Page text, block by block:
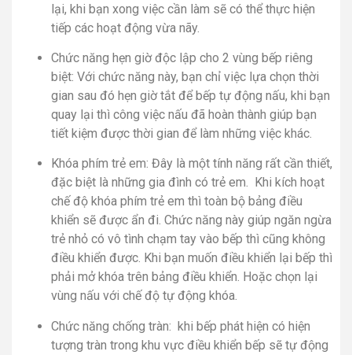
lại, khi bạn xong việc cần làm sẽ có thể thực hiện
tiếp các hoạt động vừa nãy.
Chức năng hẹn giờ độc lập cho 2 vùng bếp riêng
biệt: Với chức năng này, bạn chỉ việc lựa chọn thời
gian sau đó hẹn giờ tắt để bếp tự động nấu, khi bạn
quay lại thì công việc nấu đã hoàn thành giúp bạn
tiết kiệm được thời gian để làm những việc khác.
Khóa phím trẻ em: Đây là một tính năng rất cần thiết,
đặc biệt là những gia đình có trẻ em. Khi kích hoạt
chế độ khóa phím trẻ em thì toàn bộ bảng điều
khiển sẽ được ẩn đi. Chức năng này giúp ngăn ngừa
trẻ nhỏ có vô tình chạm tay vào bếp thì cũng không
điều khiển được. Khi bạn muốn điều khiển lại bếp thì
phải mở khóa trên bảng điều khiển. Hoặc chọn lại
vùng nấu với chế độ tự động khóa.
Chức năng chống tràn: khi bếp phát hiện có hiện
tượng tràn trong khu vực điều khiển bếp sẽ tự động